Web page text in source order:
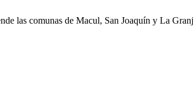
las comunas de Macul, San Joaquín y La